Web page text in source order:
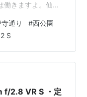
働きますよ。仙台
パングを申し込
お付き合いくだ
通り #西公園
S
f/2.8 VR S ・定